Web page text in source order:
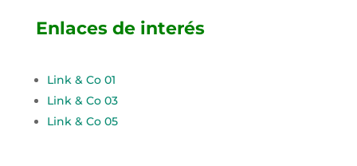
Enlaces de interés
Link & Co 01
Link & Co 03
Link & Co 05